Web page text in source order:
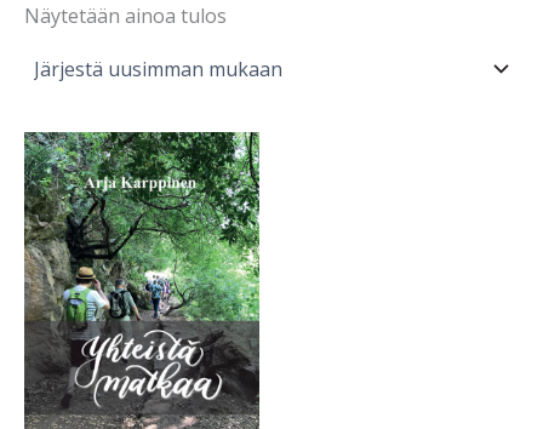
Näytetään ainoa tulos